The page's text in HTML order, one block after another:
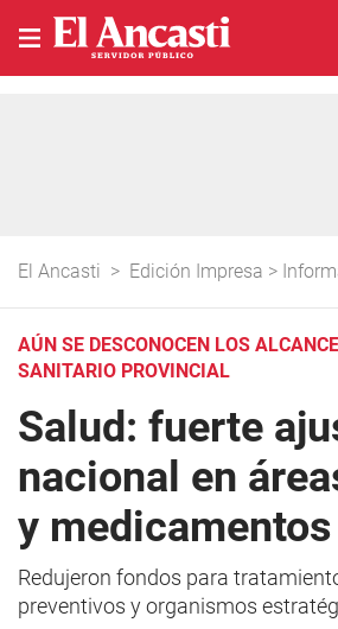
El Ancasti > Edición Impresa >
AÚN SE DESCONOCEN LOS
SANITARIO PROVINCIAL
Salud: fuerte
nacional en
y medicamentos
Redujeron fondos para
preventivos y organismos